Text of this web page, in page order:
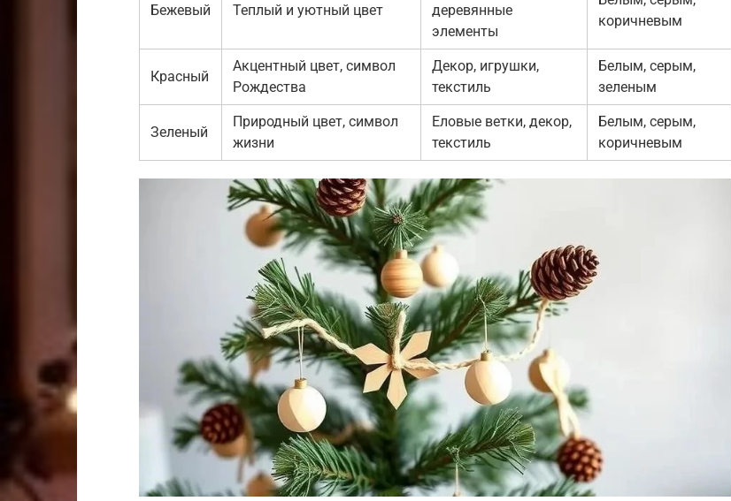
Бежевый Теплый и уютный цвет
деревянные
элементы
коричневым
Красный
Акцентный цвет, символ
Рождества
Декор, игрушки,
текстиль
Белым, серым,
зеленым
Зеленый
Природный цвет, символ
жизни
Еловые ветки, декор,
текстиль
Белым, серым,
коричневым